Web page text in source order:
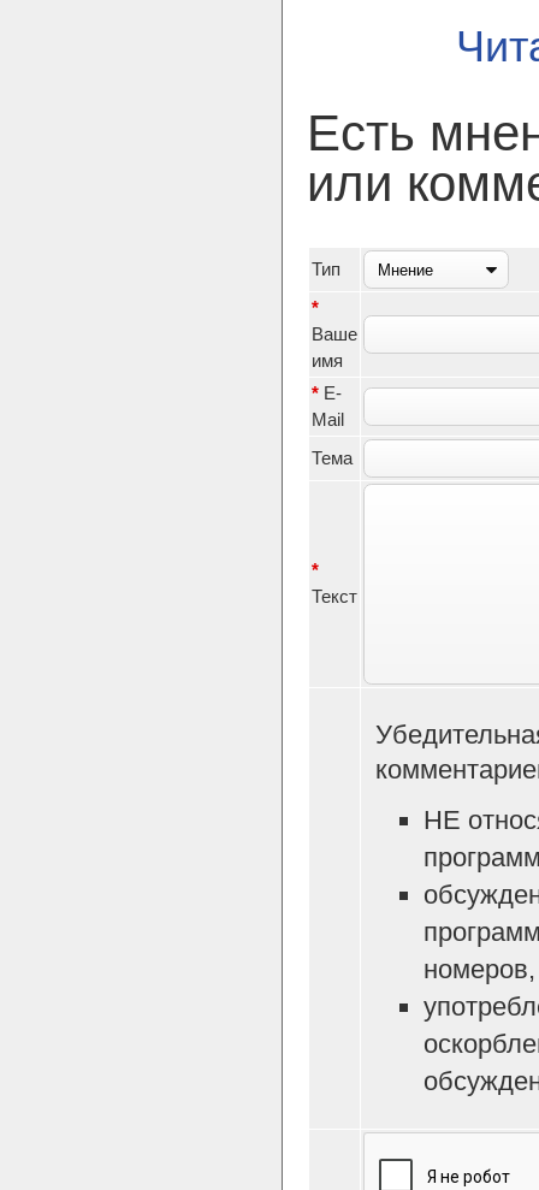
Есть
или
Тип
*
Ваше
имя
* E-
Mail
Тема
*
Текст
НЕ